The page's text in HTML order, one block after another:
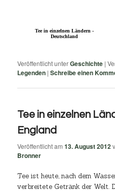
Tee in einzelnen Ländern -
Deutschland
Veröffentlicht unterGeschichte |
Legenden |Schreibe einen
Tee in einzelnen
England
Veröffentlicht am13. August 2012
Bronner
Tee ist heute, nach dem
verbreitete Getränk der Welt.